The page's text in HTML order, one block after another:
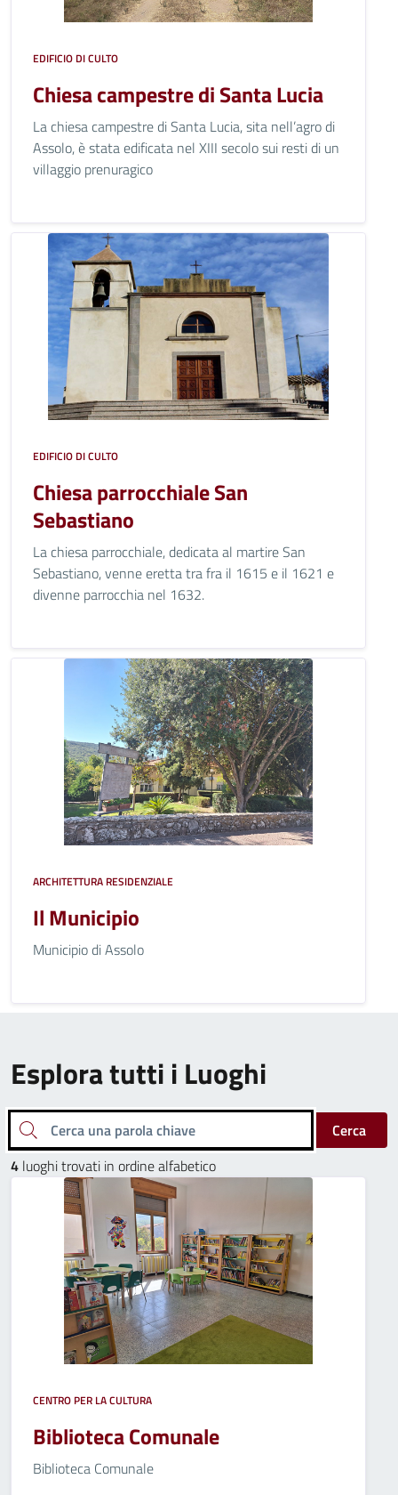
EDIFICIO DI CULTO
Chiesa campestre di Santa Lucia
La chiesa campestre di Santa Lucia, sita nell’agro di
Assolo, è stata edificata nel XIII secolo sui resti di un
villaggio prenuragico
EDIFICIO DI CULTO
Chiesa parrocchiale San
Sebastiano
La chiesa parrocchiale, dedicata al martire San
Sebastiano, venne eretta tra fra il 1615 e il 1621 e
divenne parrocchia nel 1632.
ARCHITETTURA RESIDENZIALE
Il Municipio
Municipio di Assolo
Esplora tutti i Luoghi
Cerca una parola chiave
Cerca
4 luoghi trovati in ordine alfabetico
CENTRO PER LA CULTURA
Biblioteca Comunale
Biblioteca Comunale